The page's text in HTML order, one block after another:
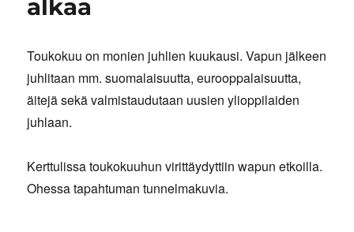
alkaa
Toukokuu on monien juhlien kuukausi. Vapun jälkeen
juhlitaan mm. suomalaisuutta, eurooppalaisuutta,
äitejä sekä valmistaudutaan uusien ylioppilaiden
juhlaan.
Kerttulissa toukokuuhun virittäydyttiin wapun etkoilla.
Ohessa tapahtuman tunnelmakuvia.